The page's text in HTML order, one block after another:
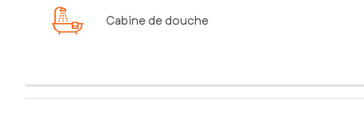
Cabine de douche